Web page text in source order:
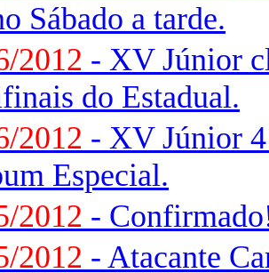
Sábado a tarde.
2012 - XV Júnior
do Estadual.
2012 - XV Júnior 4
Especial.
2012 -
2012 - Atacante